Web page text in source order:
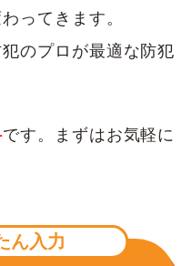
ってきます。
のプロが最適な防犯
です。まずはお気軽に
ん入力